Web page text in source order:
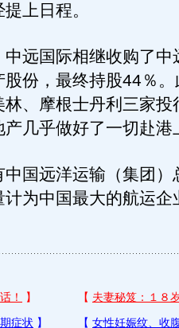
上日程。
远国际相继收购了中
份，最终持股44％
、摩根士丹利三家投
几乎做好了一切赴港
国远洋运输（集团）
为中国最大的航运企